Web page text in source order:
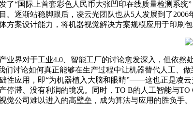
了“国际上首套彩色人民币大张凹印在线质量检测系
。逐渐站稳脚跟后，凌云光团队也从5人发展到了
方案设计能力，将机器视觉解决方案规模应用于印刷
业界对于工业4.0、智能工厂的讨论愈发深入，但依
讨论如何真正能够在生产过程中让机器替代人工、
性应用，即“为机器植入大脑和眼睛”——这也正是凌
停滞、没有利润的境况。同时，TO B的人工智能与
觉公司难以进入的高壁垒，成为算法与应用的胜负手。